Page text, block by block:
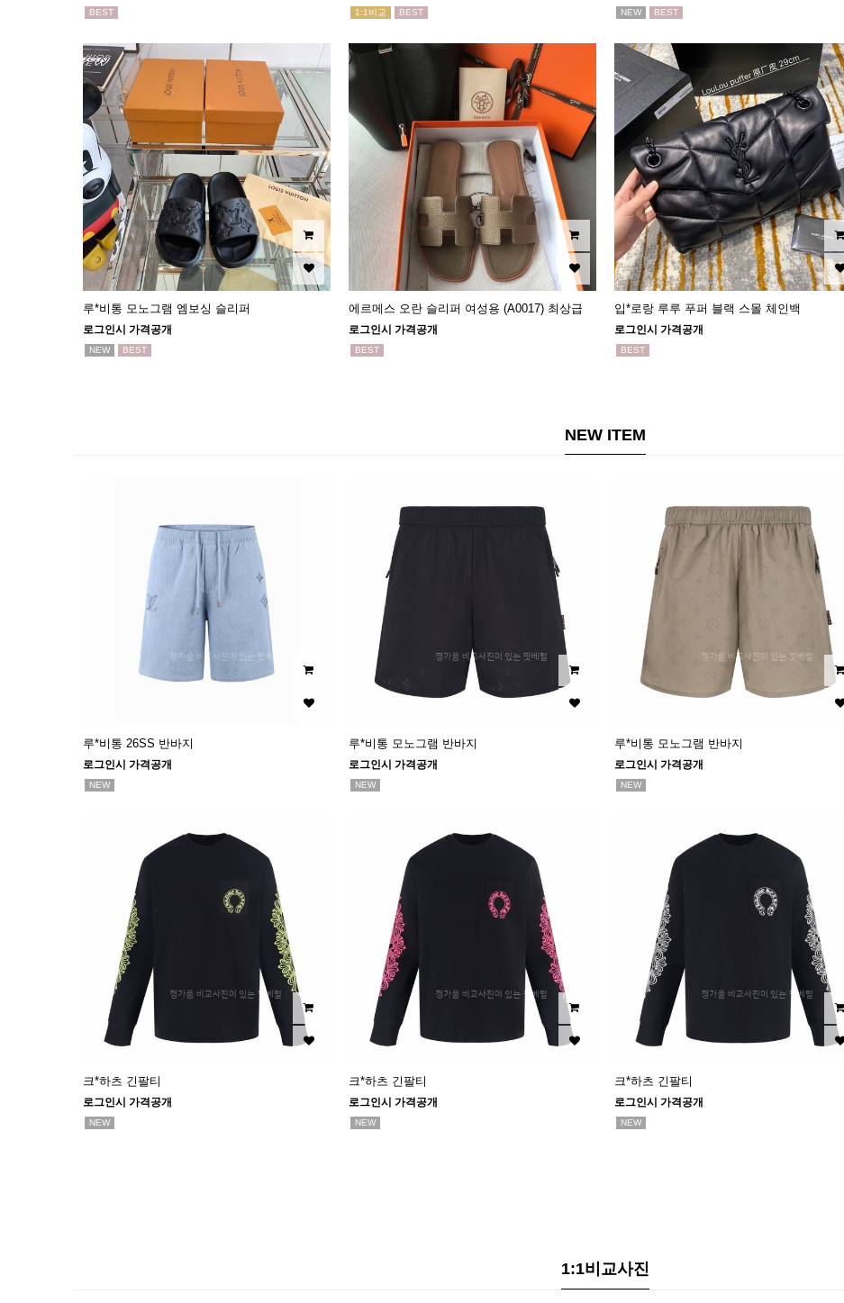
BEST 1:1비교 BEST NEW BEST
루*비통 모노그램 엠보싱 슬리퍼
로그인시 가격공개
NEW BEST
에르메스 오란 슬리퍼 여성용 (A0017) 최상급
로그인시 가격공개
BEST
입*로랑 루루 푸퍼 블랙 스몰 체인백
로그인시 가격공개
BEST
NEW ITEM
루*비통 26SS 반바지
로그인시 가격공개
NEW
루*비통 모노그램 반바지
로그인시 가격공개
NEW
루*비통 모노그램 반바지
로그인시 가격공개
NEW
크*하츠 긴팔티
로그인시 가격공개
NEW
크*하츠 긴팔티
로그인시 가격공개
NEW
크*하츠 긴팔티
로그인시 가격공개
NEW
1:1비교사진